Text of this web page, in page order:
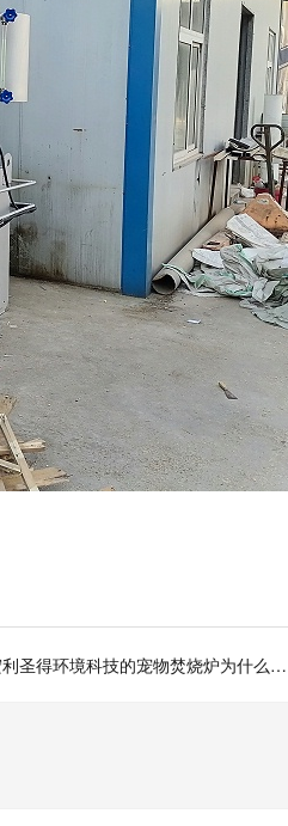
宏利圣得环境科技的宠物焚烧炉为什么那么受客户喜欢？